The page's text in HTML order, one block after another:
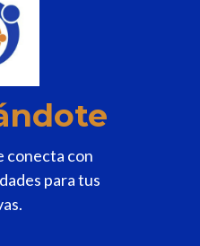
conecta con
para tus